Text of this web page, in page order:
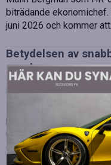
biträdande ekonomichef.
juni 2026 och kommer att…
Betydelsen av
sport
E-sport har utvecklats
professionell disciplin
utgången av en tävling.
och spelmekaniker,